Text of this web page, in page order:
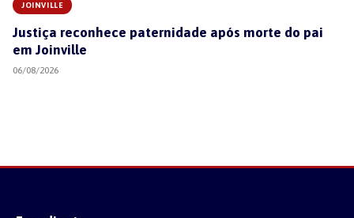
JOINVILLE
Justiça reconhece paternidade após morte do pai
em Joinville
06/08/2026